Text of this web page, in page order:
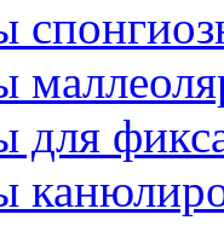
для